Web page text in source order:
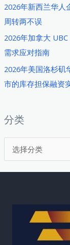
2026年新西兰华人
周转两不误
2026年加拿大
需求应对指南
2026年美国洛杉矶
市的库存担保融资
分类
类
攻
略：
韩
国
政
与
融
资